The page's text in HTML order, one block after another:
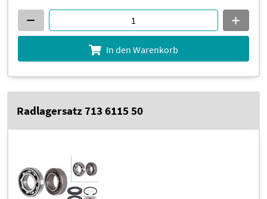
In den Warenkorb
Radlagersatz 713 6115 50